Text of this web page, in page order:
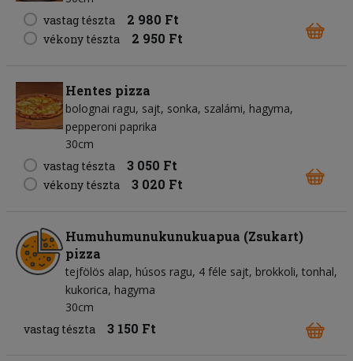
vastag tészta
2 980 Ft
vékony tészta 2 950 Ft
Hentes pizza
bolognai ragu sajt sonka szalámi hagyma
pepperoni paprika
30cm
vastag tészta
3 050 Ft
vékony tészta 3 020 Ft
Humuhumunukunukuapua (Zsukart)
pizza
tejfölös alap húsos ragu 4 féle sajt brokkoli tonhal
kukorica hagyma
30cm
vastag tészta
3 150 Ft